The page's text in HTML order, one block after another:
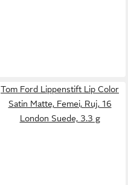
Tom Ford Lippenstift Lip Color
Satin Matte, Femei, Ruj, 16
London Suede, 3.3 g